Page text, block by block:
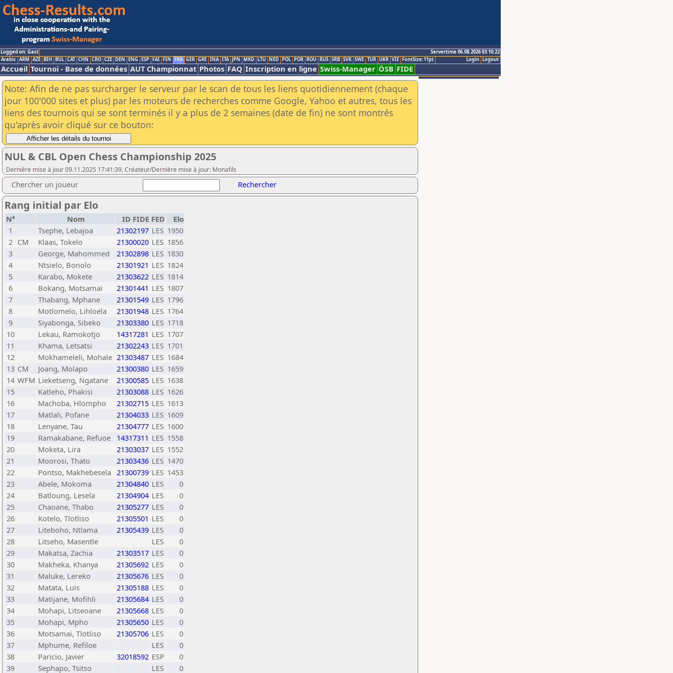
Logged on: Gast
Servertime 06.08.2026 03:10:22
Logout
Login
Arabic ARM AZE BIH BUL CAT CHN CRO CZE DEN ENG ESP FAI FIN FRA GER GRE INA ITA JPN MKD LTU NED POL POR ROU RUS SRB SVK SWE TUR UKR VIE FontSize:11pt
Accueil Tournoi - Base de données AUT Championnat Photos FAQ Inscription en ligne Swiss-Manager ÖSB FIDE
Note: Afin de ne pas surcharger le serveur par le scan de tous les liens quotidiennement (chaque
jour 100'000 sites et plus) par les moteurs de recherches comme Google, Yahoo et autres, tous les
liens des tournois qui se sont terminés il y a plus de 2 semaines (date de fin) ne sont montrés
qu'après avoir cliqué sur ce bouton:
NUL & CBL Open Chess Championship 2025
Dernière mise à jour 09.11.2025 17:41:39, Créateur/Dernière mise à jour: Monafils
Chercher un joueur Rechercher
Rang initial par Elo
N° Nom ID FIDE FED
Elo
1
Tsephe, Lebajoa 21302197 LES 1950
2 CM Klaas, Tokelo 21300020 LES 1856
3
George, Mahommed 21302898 LES 1830
4
Ntsielo, Bonolo 21301921 LES 1824
5
Karabo, Mokete 21303622 LES 1814
6
Bokang, Motsamai 21301441 LES 1807
7
Thabang, Mphane 21301549 LES 1796
8
Motlomelo, Lihloela 21301948 LES 1764
9
Siyabonga, Sibeko 21303380 LES 1718
10
Lekau, Ramokotjo 14317281 LES 1707
11
Khama, Letsatsi 21302243 LES 1701
12
Mokhameleli, Mohale 21303487 LES 1684
13 CM Joang, Molapo 21300380 LES 1659
14 WFM Lieketseng, Ngatane 21300585 LES 1638
15
Katleho, Phakisi 21303088 LES 1626
16
Machoba, Hlompho 21302715 LES 1613
17
Matlali, Pofane 21304033 LES 1609
18
Lenyane, Tau 21304777 LES 1600
19
Ramakabane, Refuoe 14317311 LES 1558
20
Moketa, Lira 21303037 LES 1552
21
Moorosi, Thato 21303436 LES 1470
22
Pontso, Makhebesela 21300739 LES 1453
23
Abele, Mokoma 21304840 LES
0
24
Batloung, Lesela 21304904 LES
0
25
Chaoane, Thabo 21305277 LES
0
26
Kotelo, Tlotliso 21305501 LES
0
27
Liteboho, Ntlama 21305439 LES
0
28
Litseho, Masentle LES
0
29
Makatsa, Zachia 21303517 LES
0
30
Makheka, Khanya 21305692 LES
0
31
Maluke, Lereko 21305676 LES
0
32
Matata, Luis 21305188 LES
0
33
Matijane, Mofihli 21305684 LES
0
34
Mohapi, Litseoane 21305668 LES
0
35
Mohapi, Mpho 21305650 LES
0
36
Motsamai, Tlotliso 21305706 LES
0
37
Mphume, Refiloe LES
0
38
Paricio, Javier 32018592 ESP
0
39
Sephapo, Tsitso LES 0